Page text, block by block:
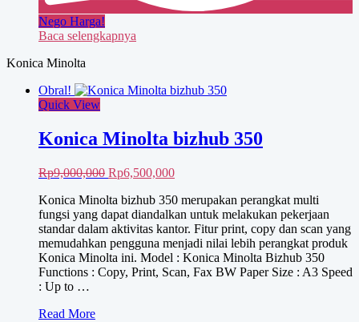
Nego Harga!
Baca selengkapnya
Konica Minolta
Obral!
Quick View
Konica Minolta bizhub 350
Rp9,000,000 Harga
adalah:
Rp9,000,000.
Rp6,500,000Harga
ini
adalah:
Rp6,500,000.
Konica Minolta bizhub 350 merupakan perangkat multi
fungsi yang dapat diandalkan untuk melakukan pekerjaan
standar dalam aktivitas kantor. Fitur print, copy dan scan yang
memudahkan pengguna menjadi nilai lebih perangkat produk
Konica Minolta ini. Model : Konica Minolta Bizhub 350
Functions : Copy, Print, Scan, Fax BW Paper Size : A3 Speed
: Up to …
Konica
Read More